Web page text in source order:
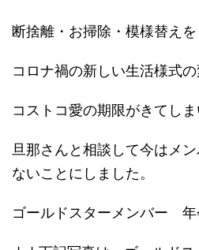
断捨離・お掃除・模様替えを
コロナ禍の新しい生活様式の
コストコ愛の期限がきてしま
旦那さんと相談して今はメ
ないことにしました。
ゴールドスターメンバー